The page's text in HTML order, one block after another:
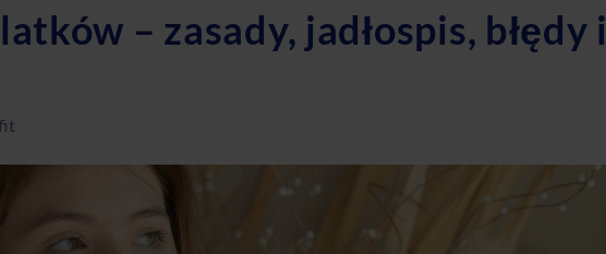
– zasady, jadłospis, błędy i